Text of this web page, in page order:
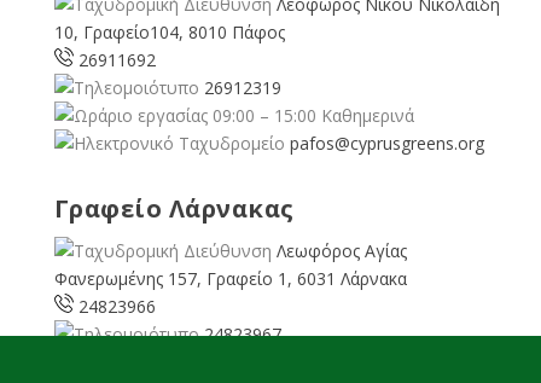
10, Γραφείο104, 8010 Πάφος
26911692
26912319
09:00 – 15:00 Καθημερινά
pafos@cyprusgreens.org
Γραφείο Λάρνακας
Λεωφόρος Αγίας
Φανερωμένης 157, Γραφείο 1, 6031 Λάρνακα
24823966
24823967